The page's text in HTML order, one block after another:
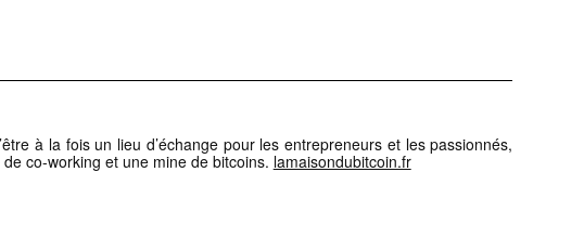
à la fois un lieu d’échange pour les entrepreneurs et les passionnés,
co-working et une mine de bitcoins. lamaisondubitcoin.fr